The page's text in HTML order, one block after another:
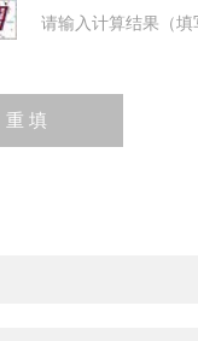
请输入计算结果（